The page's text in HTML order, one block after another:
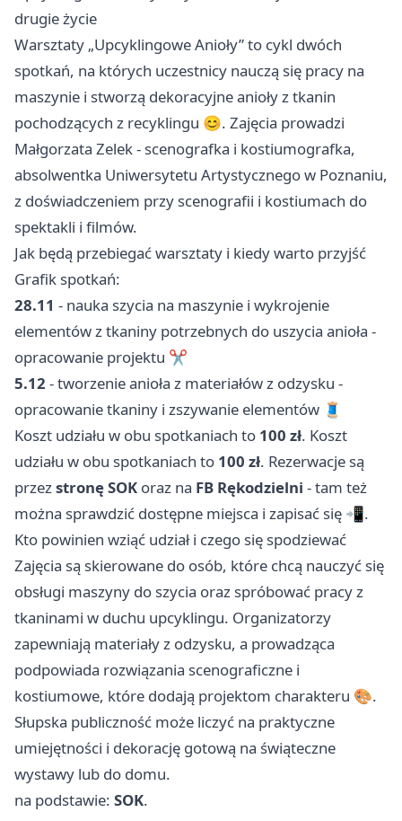
drugie życie
Warsztaty „Upcyklingowe Anioły” to cykl dwóch
spotkań, na których uczestnicy nauczą się pracy na
maszynie i stworzą dekoracyjne anioły z tkanin
pochodzących z recyklingu 😊. Zajęcia prowadzi
Małgorzata Zelek - scenografka i kostiumografka,
absolwentka Uniwersytetu Artystycznego w Poznaniu,
z doświadczeniem przy scenografii i kostiumach do
spektakli i filmów.
Jak będą przebiegać warsztaty i kiedy warto przyjść
Grafik spotkań:
28.11 - nauka szycia na maszynie i wykrojenie
elementów z tkaniny potrzebnych do uszycia anioła -
opracowanie projektu ✂️
5.12 - tworzenie anioła z materiałów z odzysku -
opracowanie tkaniny i zszywanie elementów 🧵
Koszt udziału w obu spotkaniach to 100 zł. Koszt
udziału w obu spotkaniach to 100 zł. Rezerwacje są
przezstronę SOK oraz na FB Rękodzielni - tam też
można sprawdzić dostępne miejsca i zapisać się 📲.
Kto powinien wziąć udział i czego się spodziewać
Zajęcia są skierowane do osób, które chcą nauczyć się
obsługi maszyny do szycia oraz spróbować pracy z
tkaninami w duchu upcyklingu. Organizatorzy
zapewniają materiały z odzysku, a prowadząca
podpowiada rozwiązania scenograficzne i
kostiumowe, które dodają projektom charakteru 🎨.
Słupska publiczność może liczyć na praktyczne
umiejętności i dekorację gotową na świąteczne
wystawy lub do domu.
na podstawie: SOK.